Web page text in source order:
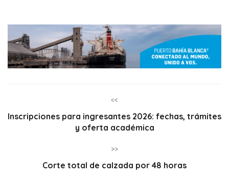
<<
Inscripciones para ingresantes 2026: fechas, trámites
y oferta académica
>>
Corte total de calzada por 48 horas